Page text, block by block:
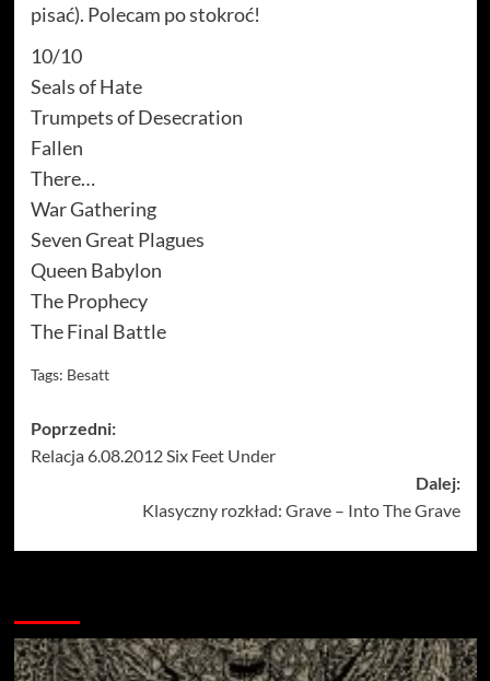
pisać). Polecam po stokroć!
10/10
Seals of Hate
Trumpets of Desecration
Fallen
There…
War Gathering
Seven Great Plagues
Queen Babylon
The Prophecy
The Final Battle
Tags: Besatt
Zobacz
wpisy
Poprzedni:
Relacja 6.08.2012 Six Feet Under
Dalej:
Klasyczny rozkład: Grave – Into The Grave